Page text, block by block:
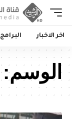
اخر الاخبار البرامج
الوسم: